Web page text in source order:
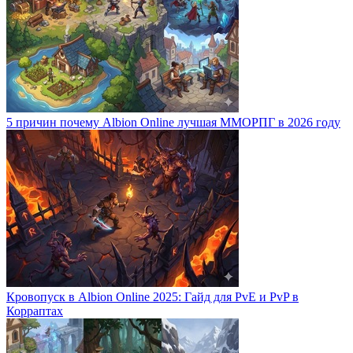
5 причин почему Albion Online лучшая ММОРПГ в 2026 году
Кровопуск в Albion Online 2025: Гайд для PvE и PvP в
Корраптах